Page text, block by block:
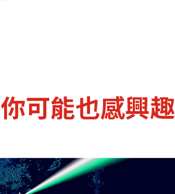
你可能也感興趣